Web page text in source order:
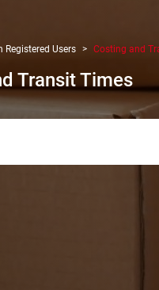
Registered Users Costing and
Transit Times